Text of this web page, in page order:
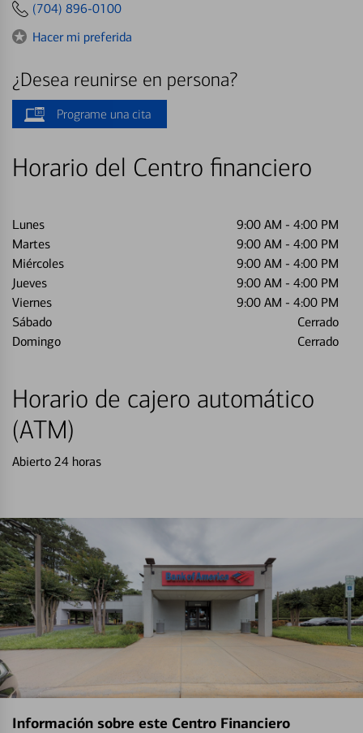
(704) 896-0100
Hacer mi preferida
¿Desea reunirse en persona?
Programe una cita
Horario del Centro financiero
Lunes 9:00 AM - 4:00 PM
Martes
9:00 AM - 4:00 PM
Miércoles
9:00 AM - 4:00 PM
Jueves
9:00 AM - 4:00 PM
Viernes
9:00 AM - 4:00 PM
Sábado
Cerrado
Domingo
Cerrado
Horario de cajero automático
(ATM)
Abierto 24 horas
Información sobre este Centro Financiero